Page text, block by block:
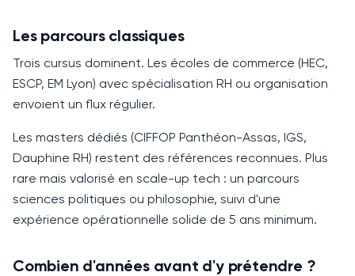
Les parcours classiques
Trois cursus dominent. Les écoles de commerce (HEC,
ESCP, EM Lyon) avec spécialisation RH ou organisation
envoient un flux régulier.
Les masters dédiés (CIFFOP Panthéon-Assas, IGS,
Dauphine RH) restent des références reconnues. Plus
rare mais valorisé en scale-up tech : un parcours
sciences politiques ou philosophie, suivi d'une
expérience opérationnelle solide de 5 ans minimum.
Combien d'années avant d'y prétendre ?